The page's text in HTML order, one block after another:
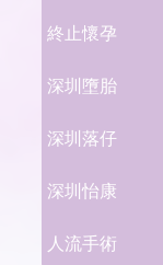
終止懷孕
深圳墮胎
深圳落仔
深圳怡康
人流手術